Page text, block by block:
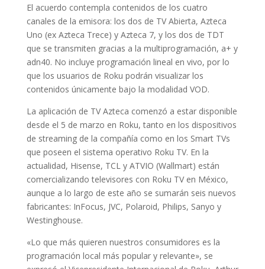
El acuerdo contempla contenidos de los cuatro
canales de la emisora: los dos de TV Abierta, Azteca
Uno (ex Azteca Trece) y Azteca 7, y los dos de TDT
que se transmiten gracias a la multiprogramación, a+ y
adn40. No incluye programación lineal en vivo, por lo
que los usuarios de Roku podrán visualizar los
contenidos únicamente bajo la modalidad VOD.
La aplicación de TV Azteca comenzó a estar disponible
desde el 5 de marzo en Roku, tanto en los dispositivos
de streaming de la compañía como en los Smart TVs
que poseen el sistema operativo Roku TV. En la
actualidad, Hisense, TCL y ATVIO (Wallmart) están
comercializando televisores con Roku TV en México,
aunque a lo largo de este año se sumarán seis nuevos
fabricantes: InFocus, JVC, Polaroid, Philips, Sanyo y
Westinghouse.
«Lo que más quieren nuestros consumidores es la
programación local más popular y relevante», se